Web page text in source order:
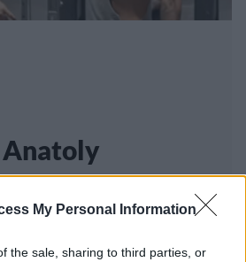
My Personal Information
the sale, sharing to third parties, or